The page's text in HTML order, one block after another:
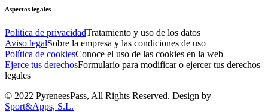
Aspectos legales
Política de privacidadTratamiento y uso de los datos
Aviso legalSobre la empresa y las condiciones de uso
Política de cookiesConoce el uso de las cookies en la web
Ejerce tus derechosFormulario para modificar o ejercer tus derechos
legales
© 2022 PyreneesPass, All Rights Reserved. Design by
Sport&Apps, S.L.